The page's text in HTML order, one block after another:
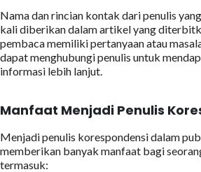
Nama dan rincian kontak dari penulis
kali diberikan dalam artikel yang
pembaca memiliki pertanyaan atau
dapat menghubungi penulis untuk
informasi lebih lanjut.
Manfaat Menjadi Penulis
Menjadi penulis korespondensi dalam
memberikan banyak manfaat bagi
termasuk: